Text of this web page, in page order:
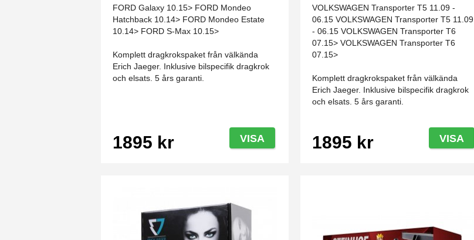
FORD Galaxy 10.15> FORD Mondeo
Hatchback 10.14> FORD Mondeo Estate
10.14> FORD S-Max 10.15>
Komplett dragkrokspaket från välkända
Erich Jaeger. Inklusive bilspecifik dragkrok
och elsats. 5 års garanti.
1895 kr VISA
VOLKSWAGEN Transporter T5 11.09 -
06.15 VOLKSWAGEN Transporter T5 11.09
- 06.15 VOLKSWAGEN Transporter T6
07.15> VOLKSWAGEN Transporter T6
07.15>
Komplett dragkrokspaket från välkända
Erich Jaeger. Inklusive bilspecifik dragkrok
och elsats. 5 års garanti.
1895 kr VISA